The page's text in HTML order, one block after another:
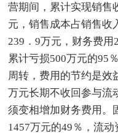
营期间，累计实现销售
元，销售成本占销售收
239．9万元，财务费用
累计亏损500万元的95
周转，费用的节约是效
万元长期不收回参与流
须变相增加财务费用。
1457万元的49％，流